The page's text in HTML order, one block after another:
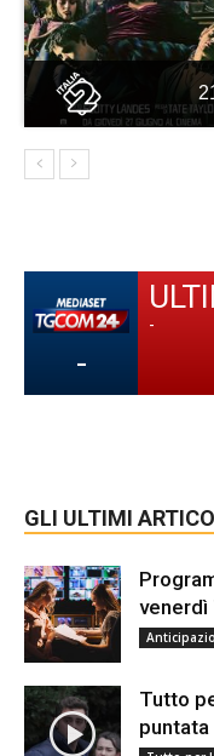
-
-
GLI ULTIMI
venerdì
Tutto